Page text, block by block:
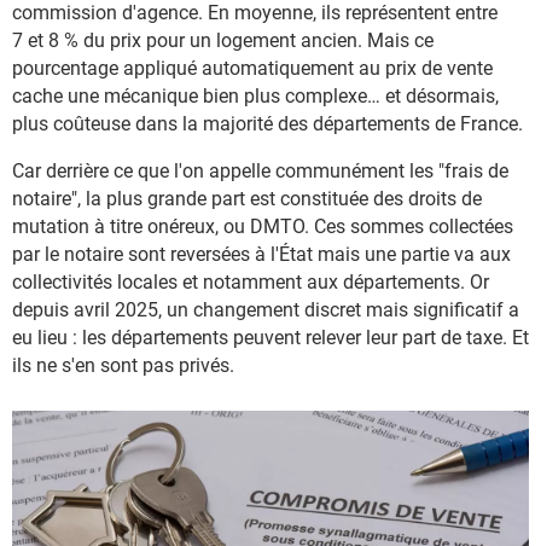
commission d'agence. En moyenne, ils représentent entre
7 et 8 % du prix pour un logement ancien. Mais ce
pourcentage appliqué automatiquement au prix de vente
cache une mécanique bien plus complexe… et désormais,
plus coûteuse dans la majorité des départements de France.
Car derrière ce que l'on appelle communément les "frais de
notaire", la plus grande part est constituée des droits de
mutation à titre onéreux, ou DMTO. Ces sommes collectées
par le notaire sont reversées à l'État mais une partie va aux
collectivités locales et notamment aux départements. Or
depuis avril 2025, un changement discret mais significatif a
eu lieu : les départements peuvent relever leur part de taxe. Et
ils ne s'en sont pas privés.